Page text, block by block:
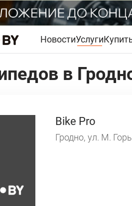
НовостиУслуги
в
Bike Pro
Гродно, ул. М.